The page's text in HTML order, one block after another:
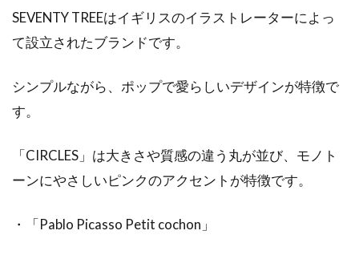
SEVENTY TREEはイギリスのイラストレーターによっ
て設立されたブランドです。
シンプルながら、ポップで愛らしいデザインが特徴で
す。
「CIRCLES」は大きさや質感の違う丸が並び、モノト
ーンにやさしいピンクのアクセントが特徴です。
・「Pablo Picasso Petit cochon」